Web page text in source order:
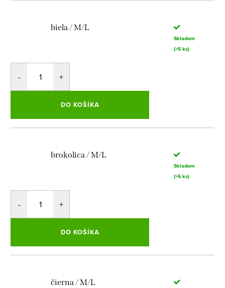
biela / M/L
Skladom
(>5 ks)
DO KOŠÍKA
brokolica / M/L
Skladom
(>5 ks)
DO KOŠÍKA
čierna / M/L